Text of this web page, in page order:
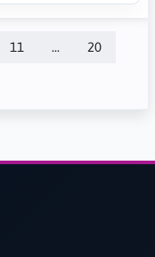
11 ... 20